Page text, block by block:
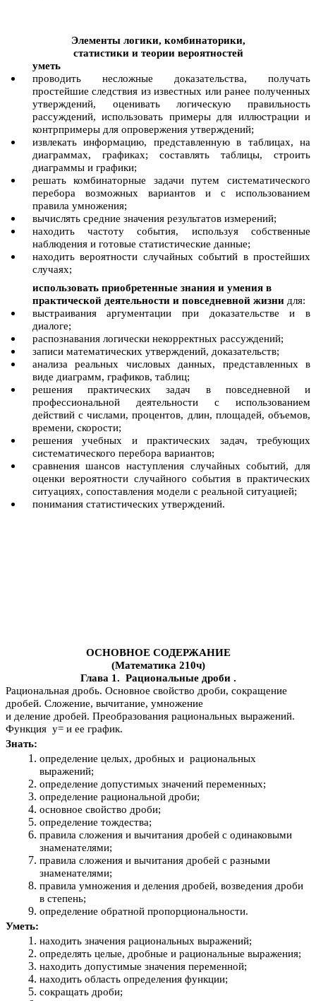
Элементы логики, комбинаторики,
статистики и теории вероятностей
уметь
проводить несложные доказательства, получать
простейшие следствия из известных или ранее полученных
утверждений, оценивать логическую правильность
рассуждений, использовать примеры для иллюстрации и
контрпримеры для опровержения утверждений;
извлекать информацию, представленную в таблицах, на
диаграммах, графиках; составлять таблицы, строить
диаграммы и графики;
решать комбинаторные задачи путем систематического
перебора возможных вариантов и с использованием
правила умножения;
вычислять средние значения результатов измерений;
находить частоту события, используя собственные
наблюдения и готовые статистические данные;
находить вероятности случайных событий в простейших
случаях;
использовать приобретенные знания и умения в
практической деятельности и повседневной жизнидля:
выстраивания аргументации при доказательстве и в
диалоге;
распознавания логически некорректных рассуждений;
записи математических утверждений, доказательств;
анализа реальных числовых данных, представленных в
виде диаграмм, графиков, таблиц;
решения практических задач в повседневной и
профессиональной деятельности с использованием
действий с числами, процентов, длин, площадей, объемов,
времени, скорости;
решения учебных и практических задач, требующих
систематического перебора вариантов;
сравнения шансов наступления случайных событий, для
оценки вероятности случайного события в практических
ситуациях, сопоставления модели с реальной ситуацией;
понимания статистических утверждений.
ОСНОВНОЕ СОДЕРЖАНИЕ
(Математика 210ч)
Глава 1. Рациональные дроби .
Рациональная дробь. Основное свойство дроби, сокращение
дробей. Сложение, вычитание, умножение
и деление дробей. Преобразования рациональных выражений.
Функция y= и ее график.
Знать:
определение целых, дробных и рациональных
выражений;
определение допустимых значений переменных;
определение рациональной дроби;
основное свойство дроби;
определение тождества;
правила сложения и вычитания дробей с одинаковыми
знаменателями;
правила сложения и вычитания дробей с разными
знаменателями;
правила умножения и деления дробей, возведения дроби
в степень;
определение обратной пропорциональности.
Уметь:
находить значения рациональных выражений;
определять целые, дробные и рациональные выражения;
находить допустимые значения переменной;
находить область определения функции;
сокращать дроби;